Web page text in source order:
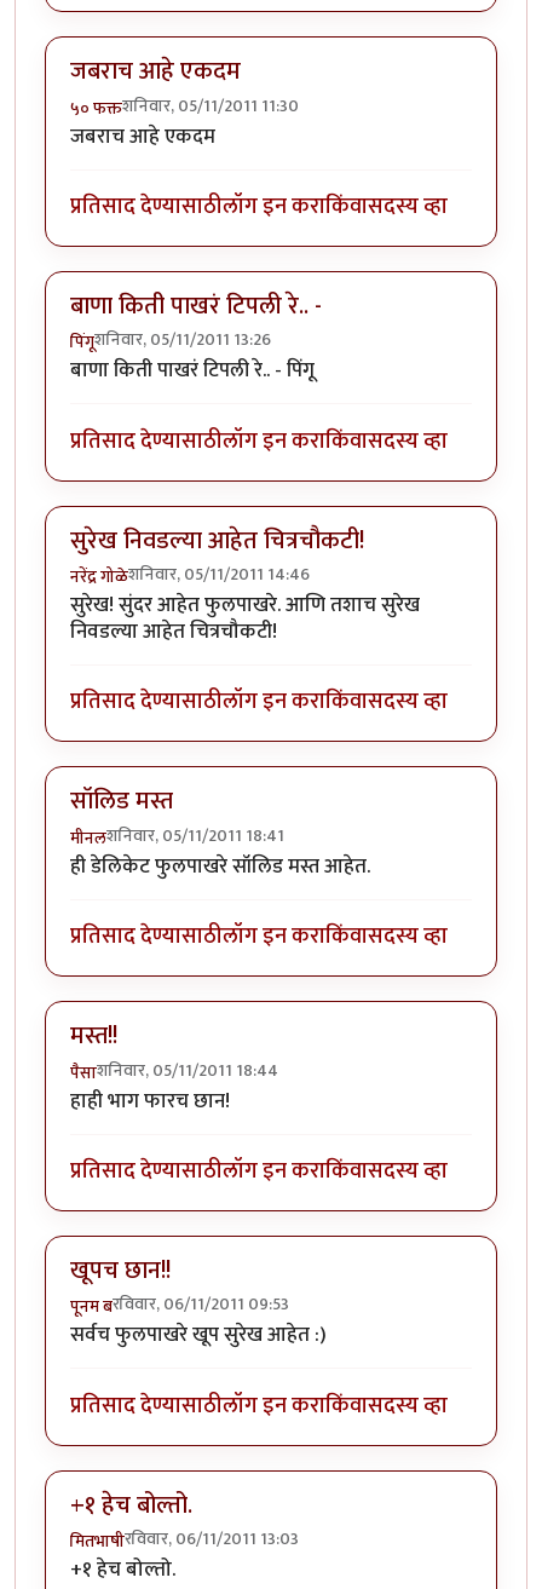
जबराच आहे एकदम
५० फक्तशनिवार, 05/11/2011 11:30
जबराच आहे एकदम
प्रतिसाद देण्यासाठीलॉग इन कराकिंवासदस्य व्हा
बाणा किती पाखरं टिपली रे.. -
पिंगूशनिवार, 05/11/2011 13:26
बाणा किती पाखरं टिपली रे.. - पिंगू
प्रतिसाद देण्यासाठीलॉग इन कराकिंवासदस्य व्हा
सुरेख निवडल्या आहेत चित्रचौकटी!
नरेंद्र गोळेशनिवार, 05/11/2011 14:46
सुरेख! सुंदर आहेत फुलपाखरे. आणि तशाच सुरेख
निवडल्या आहेत चित्रचौकटी!
प्रतिसाद देण्यासाठीलॉग इन कराकिंवासदस्य व्हा
सॉलिड मस्त
मीनलशनिवार, 05/11/2011 18:41
ही डेलिकेट फुलपाखरे सॉलिड मस्त आहेत.
प्रतिसाद देण्यासाठीलॉग इन कराकिंवासदस्य व्हा
मस्त!!
पैसाशनिवार, 05/11/2011 18:44
हाही भाग फारच छान!
प्रतिसाद देण्यासाठीलॉग इन कराकिंवासदस्य व्हा
खूपच छान!!
पूनम बरविवार, 06/11/2011 09:53
सर्वच फुलपाखरे खूप सुरेख आहेत :)
प्रतिसाद देण्यासाठीलॉग इन कराकिंवासदस्य व्हा
+१ हेच बोल्तो.
मितभाषीरविवार, 06/11/2011 13:03
+१ हेच बोल्तो.